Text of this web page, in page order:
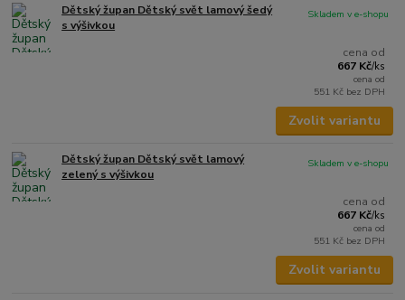
Dětský župan Dětský svět lamový šedý
s výšivkou
cena od
667 Kč/ks
cena od
551 Kč bez DPH
Skladem v e-shopu
Zvolit variantu
Dětský župan Dětský svět lamový
zelený s výšivkou
cena od
667 Kč/ks
cena od
551 Kč bez DPH
Skladem v e-shopu
Zvolit variantu